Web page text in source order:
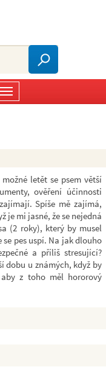
letět se psem větší
ověření účinnosti
Spíše mě zajímá,
je mi jasné, že se nejedná
(2 roky), který by musel
pes uspí. Na jak dlouho
a příliš stresující?
dobu u známých, když by
z toho měl hororový